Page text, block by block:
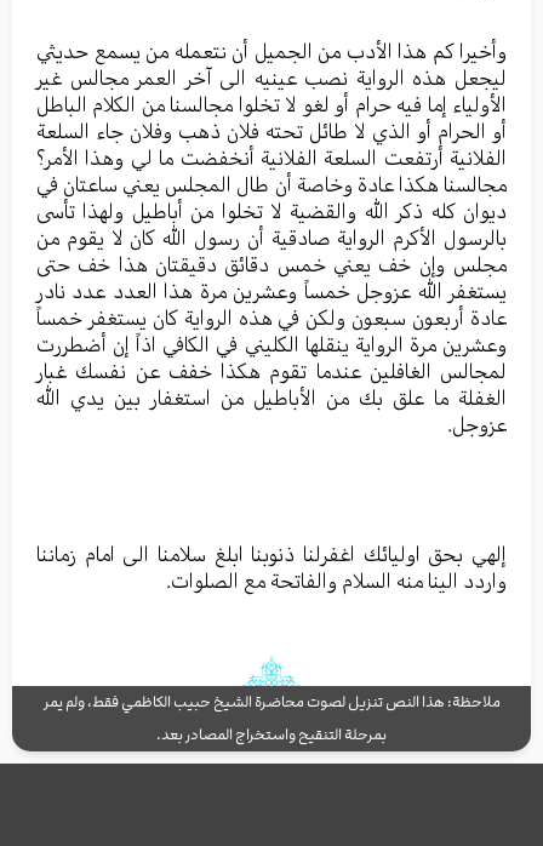
وأخيرا كم هذا الأدب من الجميل أن نتعمله من يسمع حديثي
ليجعل هذه الرواية نصب عينيه الى آخر العمر مجالس غير
الأولياء إما فيه حرام أو لغو لا تخلوا مجالسنا من الكلام الباطل
أو الحرام أو الذي لا طائل تحته فلان ذهب وفلان جاء السلعة
الفلانية أرتفعت السلعة الفلانية أنخفضت ما لي وهذا الأمر؟
مجالسنا هكذا عادة وخاصة أن طال المجلس يعني ساعتان في
ديوان كله ذكر الله والقضية لا تخلوا من أباطيل ولهذا تأسى
بالرسول الأكرم الرواية صادقية أن رسول الله كان لا يقوم من
مجلس وإن خف يعني خمس دقائق دقيقتان هذا خف حتى
يستغفر الله عزوجل خمساً وعشرين مرة هذا العدد عدد نادر
عادة أربعون سبعون ولكن في هذه الرواية كان يستغفر خمساً
وعشرين مرة الرواية ينقلها الكليني في الكافي اذاً إن أضطررت
لمجالس الغافلين عندما تقوم هكذا خفف عن نفسك غبار
الغفلة ما علق بك من الأباطيل من استغفار بين يدي الله
عزوجل.
إلهي بحق اوليائك اغفرلنا ذنوبنا ابلغ سلامنا الى امام زماننا
واردد الينا منه السلام والفاتحة مع الصلوات.
ملاحظة: هذا النص تنزيل لصوت محاضرة الشيخ حبيب الكاظمي فقط، ولم يمر
بمرحلة التنقيح واستخراج المصادر بعد.